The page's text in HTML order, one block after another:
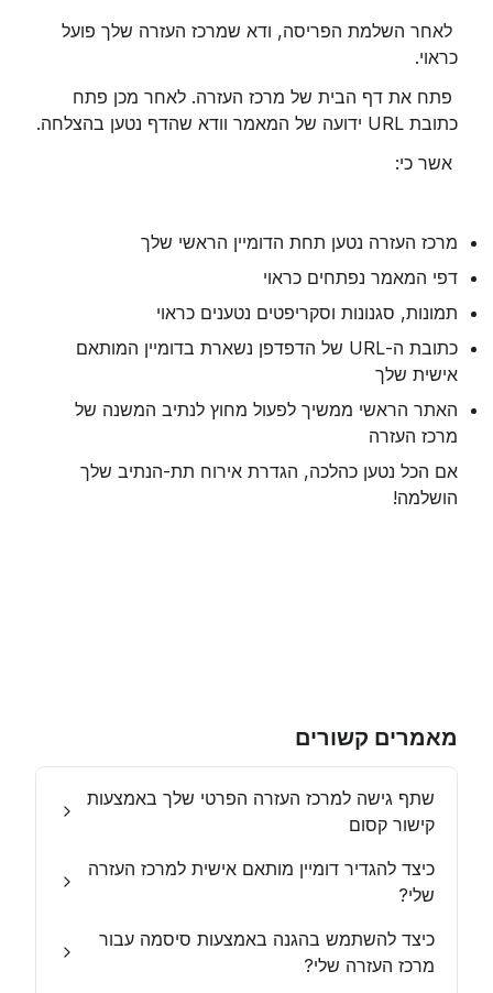
לאחר השלמת הפריסה, ודא שמרכז העזרה שלך פועל
כראוי.
פתח את דף הבית של מרכז העזרה. לאחר מכן פתח
כתובת URL ידועה של המאמר וודא שהדף נטען בהצלחה.
מרכז העזרה נטען תחת הדומיין הראשי שלך
דפי המאמר נפתחים כראוי
תמונות, סגנונות וסקריפטים נטענים כראוי
כתובת ה-URL של הדפדפן נשארת בדומיין המותאם
אישית שלך
האתר הראשי ממשיך לפעול מחוץ לנתיב המשנה של
מרכז העזרה
אם הכל נטען כהלכה, הגדרת אירוח תת-הנתיב שלך
הושלמה!
מאמרים קשורים
שתף גישה למרכז העזרה הפרטי שלך באמצעות
קישור קסום
כיצד להגדיר דומיין מותאם אישית למרכז העזרה
שלי?
כיצד להשתמש בהגנה באמצעות סיסמה עבור
מרכז העזרה שלי?